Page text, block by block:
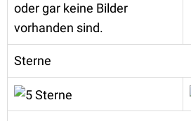
oder gar keine Bilder
vorhanden sind.
Sterne